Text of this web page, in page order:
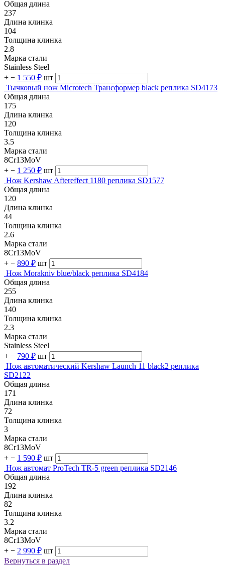
Общая длина
237
Длина клинка
104
Толщина клинка
2.8
Марка стали
Stainless Steel
+ − 1 550 ₽ шт
Тычковый нож Microtech Трансформер black реплика SD4173
Общая длина
175
Длина клинка
120
Толщина клинка
3.5
Марка стали
8Cr13MoV
+ − 1 250 ₽ шт
Нож Kershaw Aftereffect 1180 реплика SD1577
Общая длина
120
Длина клинка
44
Толщина клинка
2.6
Марка стали
8Cr13MoV
+ − 890 ₽ шт
Нож Morakniv blue/black реплика SD4184
Общая длина
255
Длина клинка
140
Толщина клинка
2.3
Марка стали
Stainless Steel
+ − 790 ₽ шт
Нож автоматический Kershaw Launch 11 black2 реплика
SD2122
Общая длина
171
Длина клинка
72
Толщина клинка
3
Марка стали
8Cr13MoV
+ − 1 590 ₽ шт
Нож автомат ProTech TR-5 green реплика SD2146
Общая длина
192
Длина клинка
82
Толщина клинка
3.2
Марка стали
8Cr13MoV
+ − 2 990 ₽ шт
Вернуться в раздел